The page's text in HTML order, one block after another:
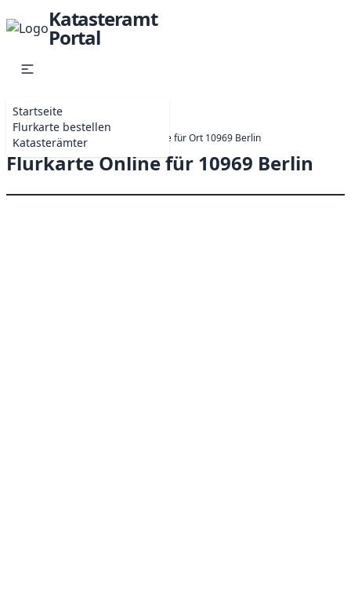
Katasteramt
Portal
Startseite
Flurkarte bestellen
Katasterämter
Startseite Online-Antrag Flurkarte für Ort 10969 Berlin
Flurkarte Online für 10969 Berlin